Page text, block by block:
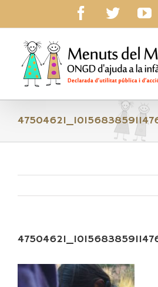
content
facebook
twitter